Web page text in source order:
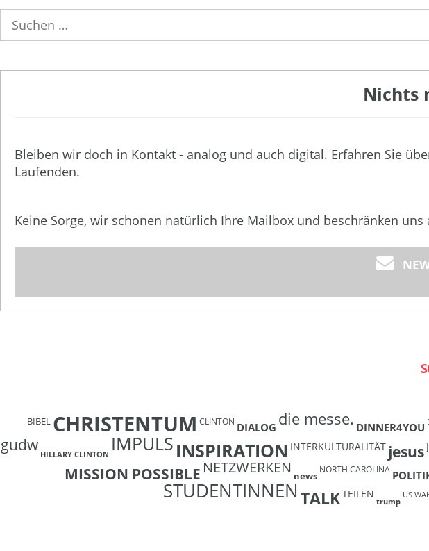
nach:
Nichts
Bleiben wir doch in Kontakt - analog und auch digital. Erfahren Sie
Laufenden.
Keine Sorge, wir schonen natürlich Ihre Mailbox und beschränken
BIBEL CHRISTENTUM CLINTON DIALOG die messe. DINNER4YOU
gudw HILLARY CLINTON IMPULSINSPIRATION INTERKULTURALITÄT jesus
MISSION POSSIBLE NETZWERKEN news
NORTH CAROLINA
STUDENTINNENTALKTEILEN
trump
US